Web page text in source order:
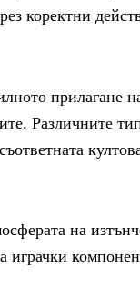
коректни
прилагане
Различните
на
играчки